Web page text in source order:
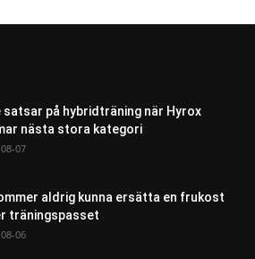
satsar på hybridträning när Hyrox
nästa stora kategori
07
aldrig kunna ersätta en frukost
träningspasset
06